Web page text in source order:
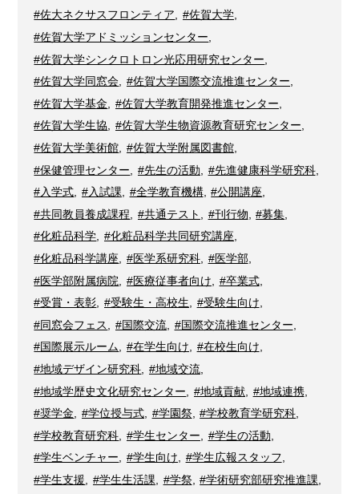
#佐大ネクサスフロンティア, #佐賀大学,
#佐賀大学アドミッションセンター
#佐賀大学シンクロトロン光応用研究センター
#佐賀大学同窓会
#佐賀大学国際交流推進センター
#佐賀大学基金
#佐賀大学教育開発推進センター
#佐賀大学生協, #佐賀大学生物資源教育研究センター,
#佐賀大学美術館
#佐賀大学附属図書館,
#保健管理センター
#先生の活動 #先進健康科学研究科,
#入学式
#入試課 #全学教育機構, #公開講座
#共同教員養成課程
#共通テスト #刊行物 #募集
#化粧品科学, #化粧品科学共同研究講座,
#化粧品科学講座
#医学系研究科, #医学部,
#医学部附属病院
#医療従事者向け #卒業式,
#受賞・表彰
#受験生・高校生 #受験生向け
#同窓会フェス
#国際交流, #国際交流推進センター
#国際展示ルーム
#在学生向け #在校生向け
#地域デザイン研究科
#地域交流,
#地域学歴史文化研究センター
#地域貢献, #地域連携,
#奨学金
#学位授与式, #学園祭, #学校教育学研究科
#学校教育研究科
#学生センター #学生の活動
#学生ベンチャー
#学生向け #学生広報スタッフ
#学生支援
#学生生活課 #学祭, #学術研究部研究推進課